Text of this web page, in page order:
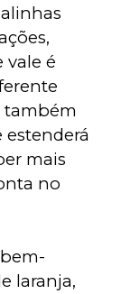
vale é
também
estenderá
mais
no
laranja,